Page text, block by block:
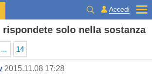
Accedi
solo nella sostanza
... 14
2015.11.08 17:28